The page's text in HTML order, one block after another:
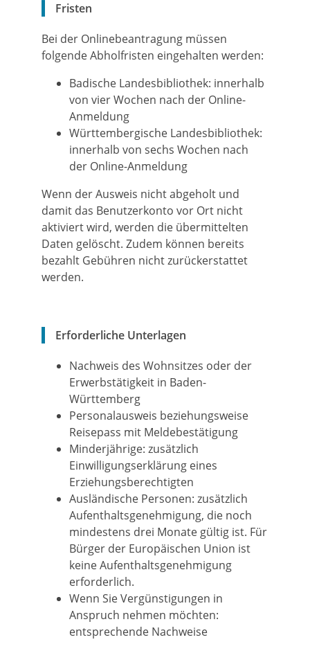
Fristen
Bei der Onlinebeantragung müssen
folgende Abholfristen eingehalten werden:
Badische Landesbibliothek: innerhalb
von vier Wochen nach der Online-
Anmeldung
Württembergische Landesbibliothek:
innerhalb von sechs Wochen nach
der Online-Anmeldung
Wenn der Ausweis nicht abgeholt und
damit das Benutzerkonto vor Ort nicht
aktiviert wird, werden die übermittelten
Daten gelöscht. Zudem können bereits
bezahlt Gebühren nicht zurückerstattet
werden.
Erforderliche Unterlagen
Nachweis des Wohnsitzes oder der
Erwerbstätigkeit in Baden-
Württemberg
Personalausweis beziehungsweise
Reisepass mit Meldebestätigung
Minderjährige: zusätzlich
Einwilligungserklärung eines
Erziehungsberechtigten
Ausländische Personen: zusätzlich
Aufenthaltsgenehmigung, die noch
mindestens drei Monate gültig ist. Für
Bürger der Europäischen Union ist
keine Aufenthaltsgenehmigung
erforderlich.
Wenn Sie Vergünstigungen in
Anspruch nehmen möchten:
entsprechende Nachweise